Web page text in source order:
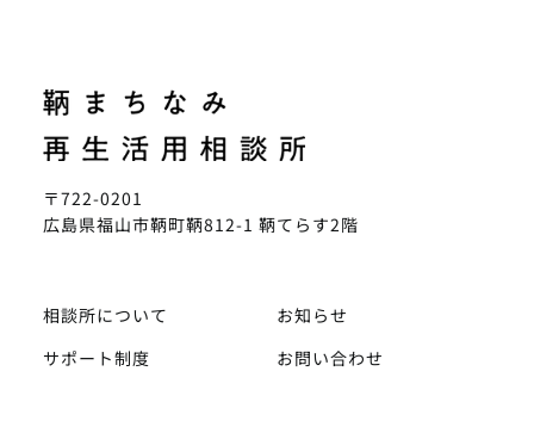
〒722-0201
広島県福山市鞆町鞆812-1 鞆てらす2階
相談所について
サポート制度
お知らせ
お問い合わせ